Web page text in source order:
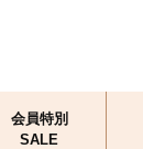
会員特別
SALE